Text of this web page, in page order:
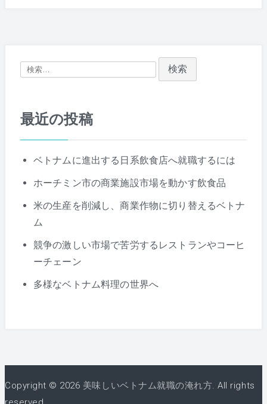
ョ
検
最近の投稿
ベトナムに進出する日系飲食店へ就職するには
ホーチミン市の商業施設市場を動かす飲食品
米の生産を削減し、商業作物に切り替えるベトナ
ム
競争の激しい市場で苦労するレストランやコーヒ
ーチェーン
多様なベトナム料理の世界へ
Copyright © 2026 美味しいベトナム就職の淹れ方. All rights